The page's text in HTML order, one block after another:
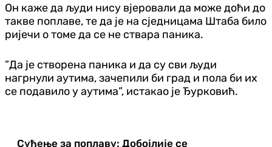
Он каже да људи нису вјеровали да може доћи до
такве поплаве, те да је на сједницама Штаба било
ријечи о томе да се не ствара паника.
”Да је створена паника и да су сви људи
нагрнули аутима, зачепили би град и пола би их
се подавило у аутима”, истакао је Ђурковић.
Суђење за поплаву: Добојлије се